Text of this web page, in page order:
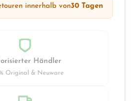
innerhalb von30 Tagen
Händler
Original & Neuware